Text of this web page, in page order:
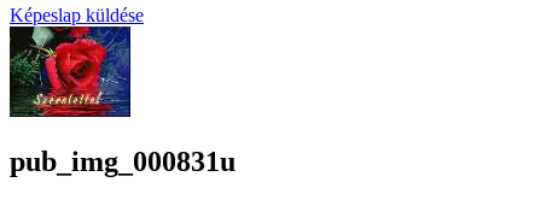
Képeslap küldése
pub_img_000831u